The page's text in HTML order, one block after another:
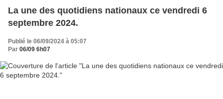
La une des quotidiens nationaux ce vendredi 6
septembre 2024.
Publié le 06/09/2024 à 05:07
Par 06/09 6h07